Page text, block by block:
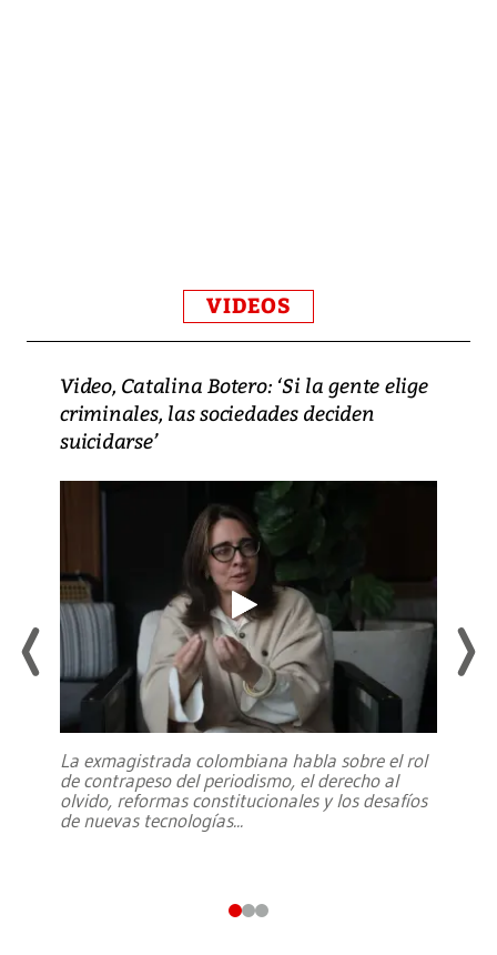
VIDEOS
Video, Catalina Botero: ‘Si la gente elige
criminales, las sociedades deciden
suicidarse’
La exmagistrada colombiana habla sobre el rol
de contrapeso del periodismo, el derecho al
olvido, reformas constitucionales y los desafíos
de nuevas tecnologías...